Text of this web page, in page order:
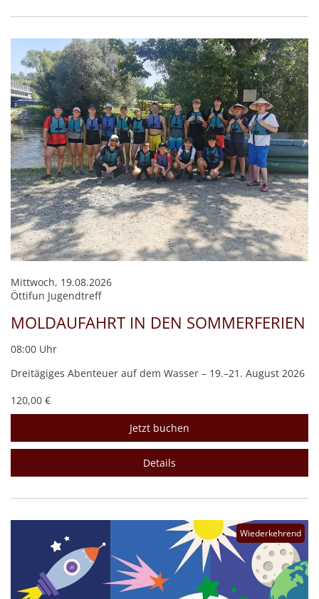
Mittwoch, 19.08.2026
Öttifun Jugendtreff
MOLDAUFAHRT IN DEN SOMMERFERIEN
08:00 Uhr
Dreitägiges Abenteuer auf dem Wasser – 19.–21. August 2026
120,00 €
Jetzt buchen
Details
Wiederkehrend